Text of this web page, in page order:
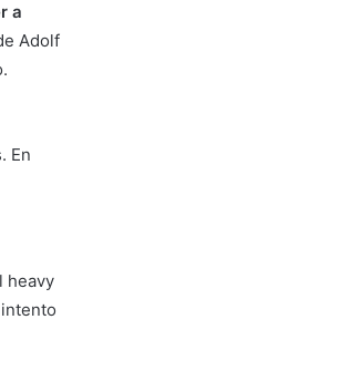
a
Adolf
En
heavy